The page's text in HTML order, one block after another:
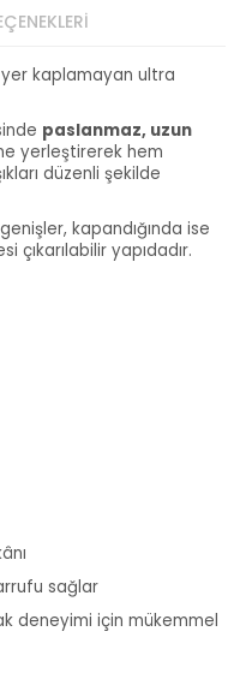
kaplamayan ultra
paslanmaz, uzun
yerleştirerek hem
düzenli şekilde
kapandığında ise
çıkarılabilir yapıdadır.
sağlar
deneyimi için mükemmel